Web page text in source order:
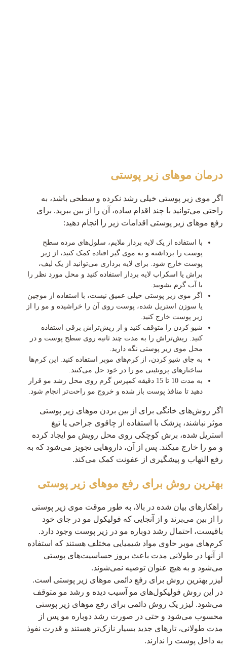
درمان موهای زیر پوستی
اگر موی زیر پوستی خیلی رشد نکرده و سطحی باشد، به
راحتی می‌توانید با چند اقدام ساده، آن را از بین ببرید. برای
رفع موهای زیر پوستی اقدامات زیر را انجام دهید:
با استفاده از یک لایه بردار ملایم، سلول‌های مرده سطح
پوست را برداشته و به موی گیر افتاده کمک کنید، از زیر
پوست خارج شود. برای لایه برداری می‌توانید از یک لیف،
براش یا اسکراب لایه بردار استفاده کنید و محل مورد نظر را
با آب گرم بشویید.
اگر موی زیر پوستی خیلی عمیق نیست، با استفاده از موچین
یا سوزن استریل شده، پوست روی آن را خراشیده و مو را از
زیر پوست خارج کنید.
شیو کردن را متوقف کنید و از ریش‌تراش برقی استفاده
کنید. ریش‌تراش را به مدت چند ثانیه روی سطح پوست و در
محل موی زیر پوستی نگه دارید.
به جای شیو کردن، از کرم‌های موبر استفاده کنید. این کرم‌ها
ساختارهای پروتئینی مو را در خود حل می‌کنند.
به مدت 10 تا 15 دقیقه کمپرس گرم روی محل رشد مو قرار
دهید تا منافذ پوست باز شده و خروج مو راحت‌تر انجام شود.
اگر روش‌های خانگی برای از بین بردن موهای زیر پوستی
موثر نباشند، پزشک با استفاده از چاقوی جراحی یا تیغ
استریل شده، برش کوچکی روی محل رویش مو ایجاد کرده
و مو را خارج می‎کند. پس از آن، داروهایی تجویز می‌شود که به
رفع التهاب و پیشگیری از عفونت کمک می‌کند.
بهترین روش برای رفع موهای زیر پوستی
راهکارهای بیان شده در بالا، به طور موقت موی زیر پوستی
را از بین می‌برند و از آنجایی که فولیکول مو در جای خود
باقیست، احتمال رشد دوباره مو در زیر پوست وجود دارد.
کرم‌های موبر حاوی مواد شیمیایی مختلف هستند که استفاده
از آنها در طولانی مدت باعث بروز حساسیت‌های پوستی
می‌شود و به هیچ عنوان توصیه نمی‌شوند.
لیزر بهترین روش برای رفع دائمی موهای زیر پوستی است.
در این روش فولیکول‌های مو آسیب دیده و رشد مو متوقف
می‌شود. لیزر یک روش دائمی برای رفع موهای زیر پوستی
محسوب می‌شود و حتی در صورت رشد دوباره مو پس از
مدت طولانی، تارهای جدید بسیار نازک‌تر هستند و قدرت نفوذ
به داخل پوست را ندارند.